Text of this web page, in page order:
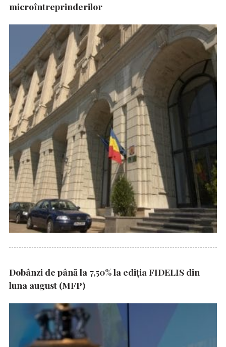
microîntreprinderilor
Dobânzi de până la 7,50% la ediția FIDELIS din
luna august (MFP)